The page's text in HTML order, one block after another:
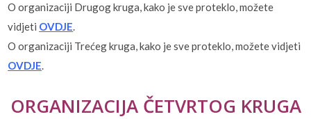
O organizaciji Drugog kruga, kako je sve proteklo, možete
vidjeti OVDJE.
O organizaciji Trećeg kruga, kako je sve proteklo, možete vidjeti
OVDJE.
ORGANIZACIJA ČETVRTOG KRUGA